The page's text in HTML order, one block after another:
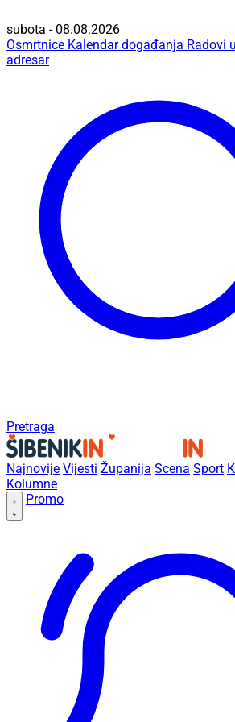
subota - 08.08.2026
Osmrtnice Kalendar događanja Radovi
adresar
Pretraga
Najnovije Vijesti Županija Scena Sport
Kolumne
Promo